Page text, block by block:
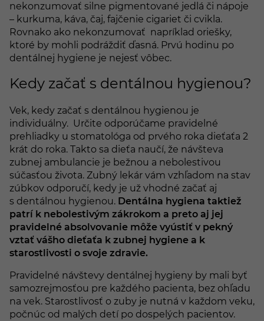
nekonzumovať silne pigmentované jedlá či nápoje
– kurkuma, káva, čaj, fajčenie cigariet či cvikla.
Rovnako ako nekonzumovať napríklad oriešky,
ktoré by mohli podráždiť ďasná. Prvú hodinu po
dentálnej hygiene je nejesť vôbec.
Kedy začať s dentálnou hygienou?
Vek, kedy začať s dentálnou hygienou je
individuálny. Určite odporúčame pravidelné
prehliadky u stomatológa od prvého roka dieťaťa 2
krát do roka. Takto sa dieťa naučí, že návšteva
zubnej ambulancie je bežnou a nebolestivou
súčasťou života. Zubný lekár vám vzhľadom na stav
zúbkov odporučí, kedy je už vhodné začať aj
s dentálnou hygienou. Dentálna hygiena taktiež
patrí k nebolestivým zákrokom a preto aj jej
pravidelné absolvovanie môže vyústiť v pekný
vztať vášho dieťaťa k zubnej hygiene a k
starostlivosti o svoje zdravie.
Pravidelné návštevy dentálnej hygieny by mali byť
samozrejmosťou pre každého pacienta, bez ohľadu
na vek. Starostlivosť o zuby je nutná v každom veku,
počnúc od malých detí po dospelých pacientov.